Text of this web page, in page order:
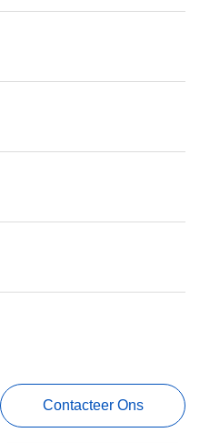
Contacteer Ons